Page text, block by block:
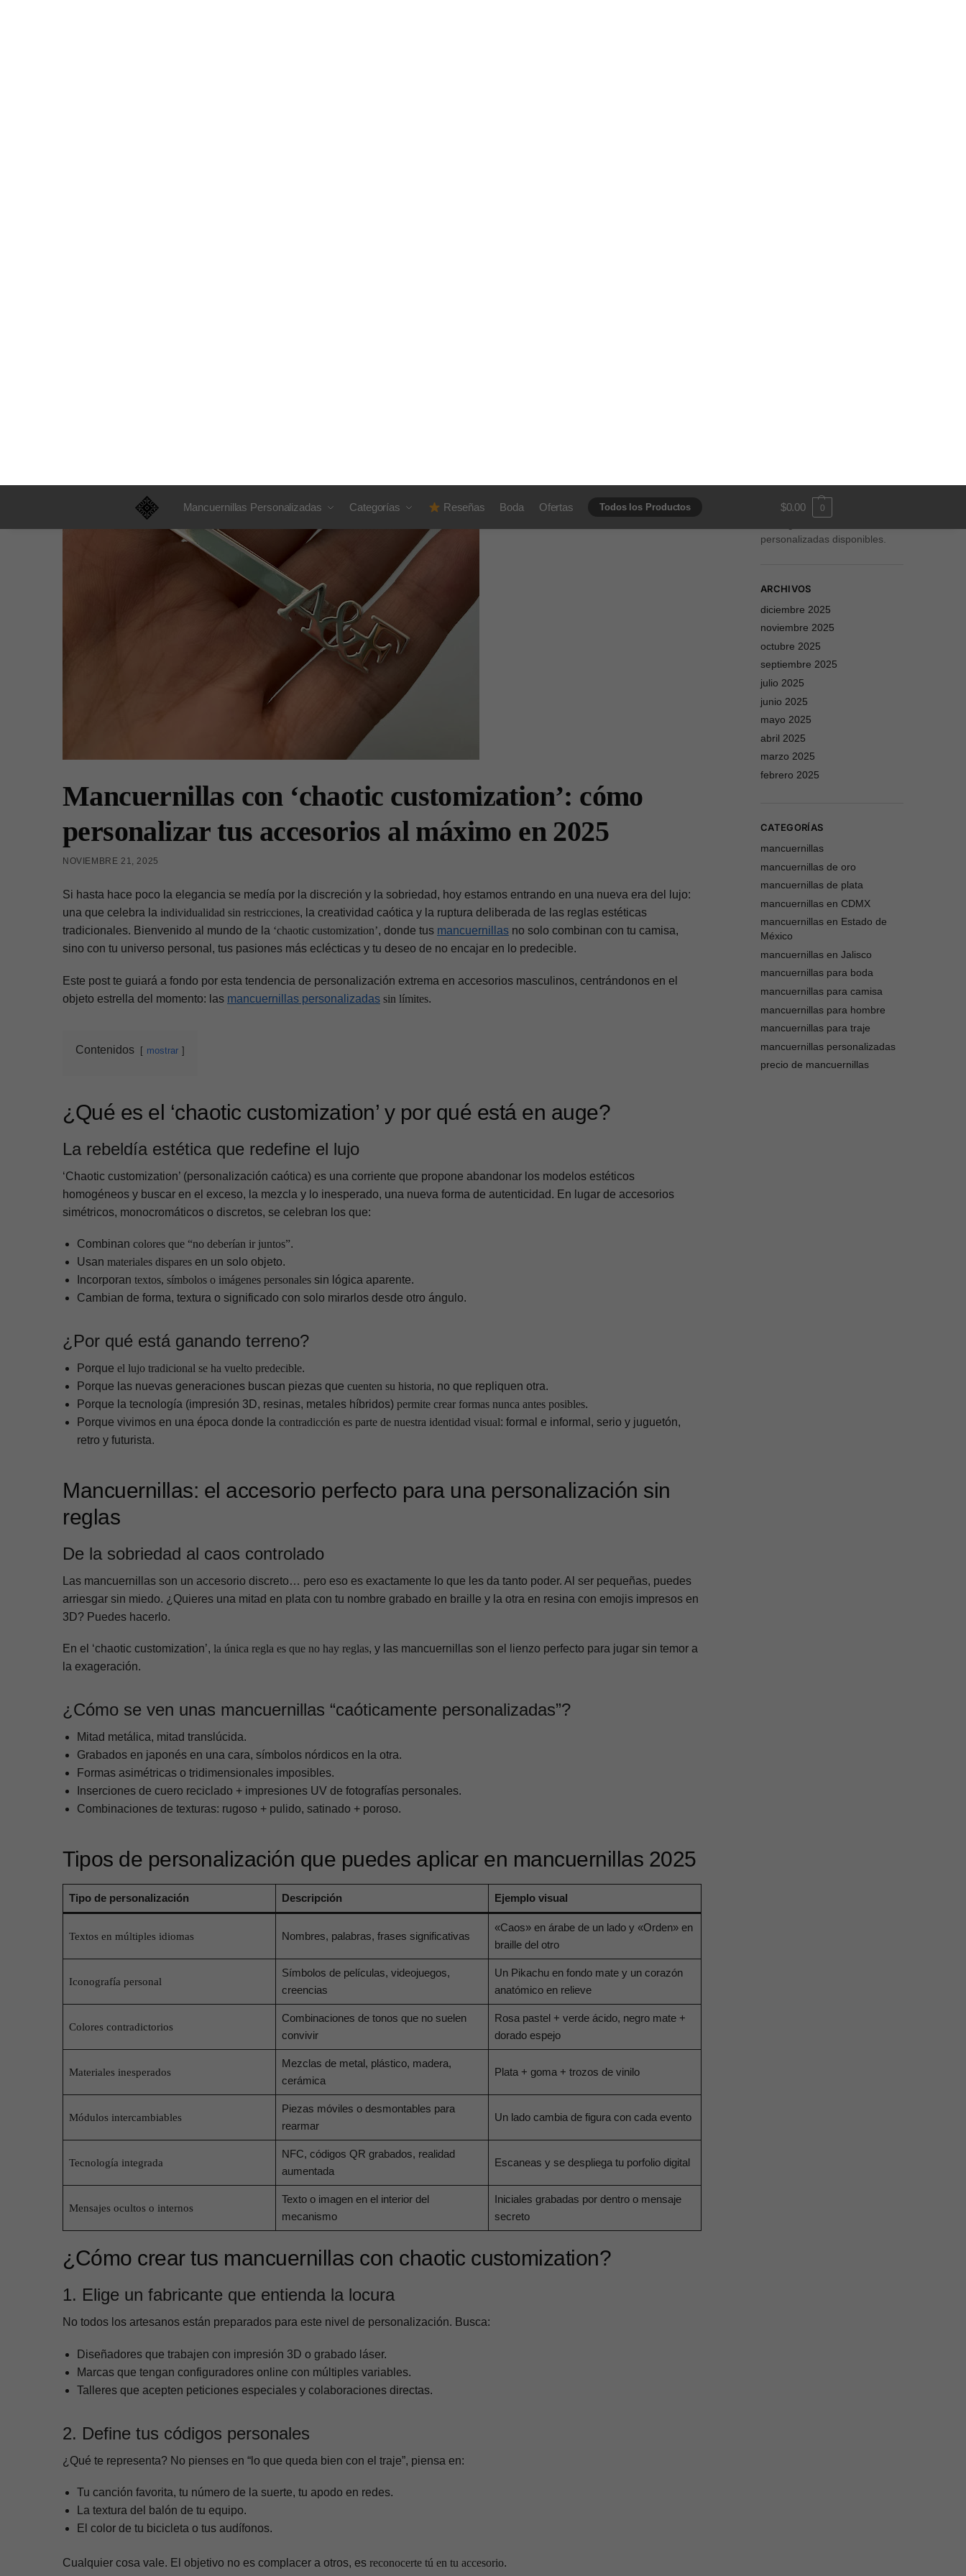
Mancuernillas con ‘chaotic customization’: cómo
personalizar tus accesorios al máximo en 2025
NOVIEMBRE 21, 2025
Si hasta hace poco la elegancia se medía por la discreción y la sobriedad, hoy estamos entrando en una nueva era del lujo:
una que celebra la individualidad sin restricciones, la creatividad caótica y la ruptura deliberada de las reglas estéticas
tradicionales. Bienvenido al mundo de la ‘chaotic customization’, donde tus mancuernillas no solo combinan con tu camisa,
sino con tu universo personal, tus pasiones más eclécticas y tu deseo de no encajar en lo predecible.
Este post te guiará a fondo por esta tendencia de personalización extrema en accesorios masculinos, centrándonos en el
objeto estrella del momento: las mancuernillas personalizadas sin límites.
Contenidos mostrar
¿Qué es el ‘chaotic customization’ y por qué está en auge?
La rebeldía estética que redefine el lujo
‘Chaotic customization’ (personalización caótica) es una corriente que propone abandonar los modelos estéticos
homogéneos y buscar en el exceso, la mezcla y lo inesperado, una nueva forma de autenticidad. En lugar de accesorios
simétricos, monocromáticos o discretos, se celebran los que:
Combinan colores que “no deberían ir juntos”.
Usan materiales dispares en un solo objeto.
Incorporan textos, símbolos o imágenes personales sin lógica aparente.
Cambian de forma, textura o significado con solo mirarlos desde otro ángulo.
¿Por qué está ganando terreno?
Porque el lujo tradicional se ha vuelto predecible.
Porque las nuevas generaciones buscan piezas que cuenten su historia, no que repliquen otra.
Porque la tecnología (impresión 3D, resinas, metales híbridos) permite crear formas nunca antes posibles.
Porque vivimos en una época donde la contradicción es parte de nuestra identidad visual: formal e informal, serio y juguetón,
retro y futurista.
Mancuernillas: el accesorio perfecto para una personalización sin
reglas
De la sobriedad al caos controlado
Las mancuernillas son un accesorio discreto… pero eso es exactamente lo que les da tanto poder. Al ser pequeñas, puedes
arriesgar sin miedo. ¿Quieres una mitad en plata con tu nombre grabado en braille y la otra en resina con emojis impresos en
3D? Puedes hacerlo.
En el ‘chaotic customization’, la única regla es que no hay reglas, y las mancuernillas son el lienzo perfecto para jugar sin temor a
la exageración.
¿Cómo se ven unas mancuernillas “caóticamente personalizadas”?
Mitad metálica, mitad translúcida.
Grabados en japonés en una cara, símbolos nórdicos en la otra.
Formas asimétricas o tridimensionales imposibles.
Inserciones de cuero reciclado + impresiones UV de fotografías personales.
Combinaciones de texturas: rugoso + pulido, satinado + poroso.
Tipos de personalización que puedes aplicar en mancuernillas 2025
Tipo de personalización Descripción Ejemplo visual
Textos en múltiples idiomas Nombres, palabras, frases significativas
«Caos» en árabe de un lado y «Orden» en
braille del otro
Iconografía personal
Símbolos de películas, videojuegos,
creencias
Un Pikachu en fondo mate y un corazón
anatómico en relieve
Colores contradictorios
Combinaciones de tonos que no suelen
convivir
Rosa pastel + verde ácido, negro mate +
dorado espejo
Materiales inesperados
Mezclas de metal, plástico, madera,
cerámica
Plata + goma + trozos de vinilo
Módulos intercambiables
Piezas móviles o desmontables para
rearmar
Un lado cambia de figura con cada evento
Tecnología integrada
NFC, códigos QR grabados, realidad
aumentada
Escaneas y se despliega tu porfolio digital
Mensajes ocultos o internos
Texto o imagen en el interior del
mecanismo
Iniciales grabadas por dentro o mensaje
secreto
¿Cómo crear tus mancuernillas con chaotic customization?
1. Elige un fabricante que entienda la locura
No todos los artesanos están preparados para este nivel de personalización. Busca:
Diseñadores que trabajen con impresión 3D o grabado láser.
Marcas que tengan configuradores online con múltiples variables.
Talleres que acepten peticiones especiales y colaboraciones directas.
2. Define tus códigos personales
¿Qué te representa? No pienses en “lo que queda bien con el traje”, piensa en:
Tu canción favorita, tu número de la suerte, tu apodo en redes.
La textura del balón de tu equipo.
El color de tu bicicleta o tus audífonos.
Cualquier cosa vale. El objetivo no es complacer a otros, es reconocerte tú en tu accesorio.
envíos nacionales
Conoce nuestro amplio
personalizadas disponibles.
ARCHIVOS
diciembre 2025
noviembre 2025
octubre 2025
septiembre 2025
julio 2025
junio 2025
mayo 2025
abril 2025
marzo 2025
febrero 2025
CATEGORÍAS
mancuernillas
mancuernillas de oro
mancuernillas de plata
mancuernillas en CDMX
mancuernillas en Estado de
México
mancuernillas en Jalisco
mancuernillas para boda
mancuernillas para camisa
mancuernillas para hombre
mancuernillas para traje
mancuernillas personalizadas
precio de mancuernillas